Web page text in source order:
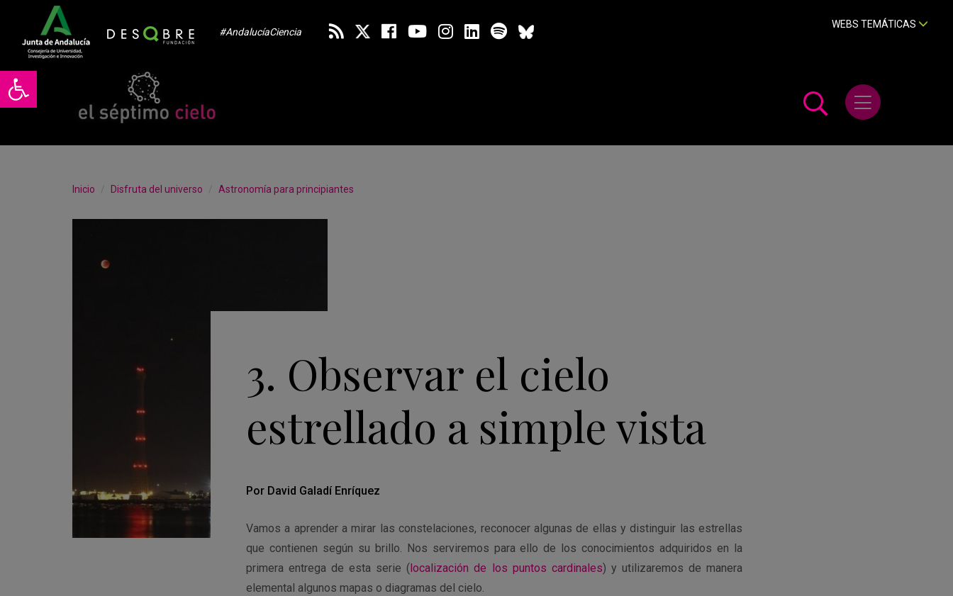
Abrir barra de herramientas
#AndalucíaCiencia
WEBS TEMÁTICAS
Abrir menú
Inicio Disfruta del universo Astronomía para principiantes
3. Observar el cielo
estrellado a simple vista
Por David Galadí Enríquez
Vamos a aprender a mirar las constelaciones, reconocer algunas de ellas y distinguir las estrellas
que contienen según su brillo. Nos serviremos para ello de los conocimientos adquiridos en la
primera entrega de esta serie ( localización de los puntos cardinales) y utilizaremos de manera
elemental algunos mapas o diagramas del cielo.